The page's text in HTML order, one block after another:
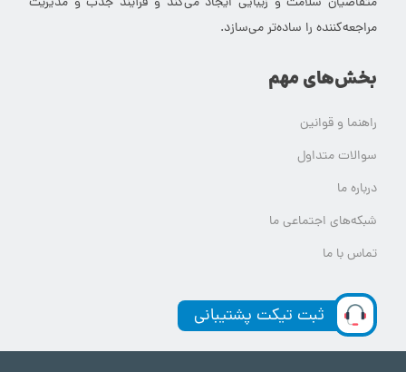
مراجعه‌کننده را ساده‌تر می‌سازد.
بخش‌های مهم
راهنما و قوانین
سوالات متداول
درباره ما
شبکه‌های اجتماعی ما
تماس با ما
ثبت تیکت پشتیبانی